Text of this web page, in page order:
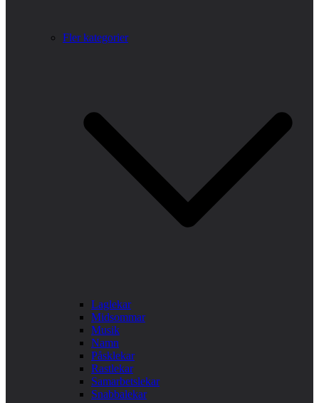
Fler kategorier
Laglekar
Midsommar
Musik
Namn
Påsklekar
Rastlekar
Samarbetslekar
Snabbalekar